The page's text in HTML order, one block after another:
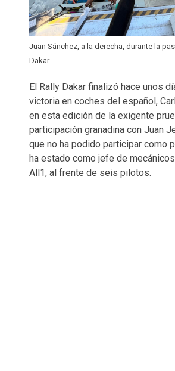
Juan Sánchez, a la derecha, durante la
Dakar
El Rally Dakar finalizó hace unos
victoria en coches del español,
en esta edición de la exigente
participación granadina con Juan
que no ha podido participar como
ha estado como jefe de
All1, al frente de seis pilotos.